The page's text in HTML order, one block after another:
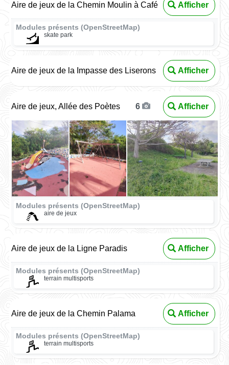
Aire de jeux de la Chemin Moulin à Café Afficher
Modules présents (OpenStreetMap)
skate park
Aire de jeux de la Impasse des Liserons Afficher
Aire de jeux, Allée des Poètes 6 Afficher
Modules présents (OpenStreetMap)
aire de jeux
Aire de jeux de la Ligne Paradis Afficher
Modules présents (OpenStreetMap)
terrain multisports
Aire de jeux de la Chemin Palama Afficher
Modules présents (OpenStreetMap)
terrain multisports